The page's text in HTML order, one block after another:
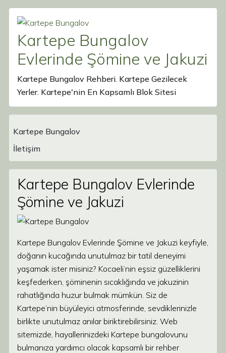
Kartepe Bungalov
Evlerinde Şömine ve Jakuzi
Kartepe Bungalov Rehberi. Kartepe Gezilecek
Yerler. Kartepe'nin En Kapsamlı Blok Sitesi
Main Navigation
Kartepe Bungalov
İletişim
Kartepe Bungalov Evlerinde
Şömine ve Jakuzi
Kartepe Bungalov Evlerinde Şömine ve Jakuzi keyfiyle,
doğanın kucağında unutulmaz bir tatil deneyimi
yaşamak ister misiniz? Kocaeli’nin eşsiz güzelliklerini
keşfederken, şöminenin sıcaklığında ve jakuzinin
rahatlığında huzur bulmak mümkün. Siz de
Kartepe’nin büyüleyici atmosferinde, sevdiklerinizle
birlikte unutulmaz anılar biriktirebilirsiniz. Web
sitemizde, hayallerinizdeki Kartepe bungalovunu
bulmanıza yardımcı olacak kapsamlı bir rehber